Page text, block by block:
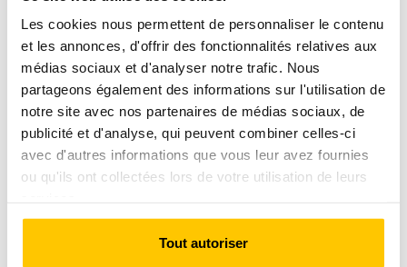
Les cookies nous permettent de personnaliser le contenu
et les annonces, d'offrir des fonctionnalités relatives aux
médias sociaux et d'analyser notre trafic. Nous
partageons également des informations sur l'utilisation de
notre site avec nos partenaires de médias sociaux, de
publicité et d'analyse, qui peuvent combiner celles-ci
avec d'autres informations que vous leur avez fournies
ou qu'ils ont collectées lors de votre utilisation de leurs
Tout autoriser